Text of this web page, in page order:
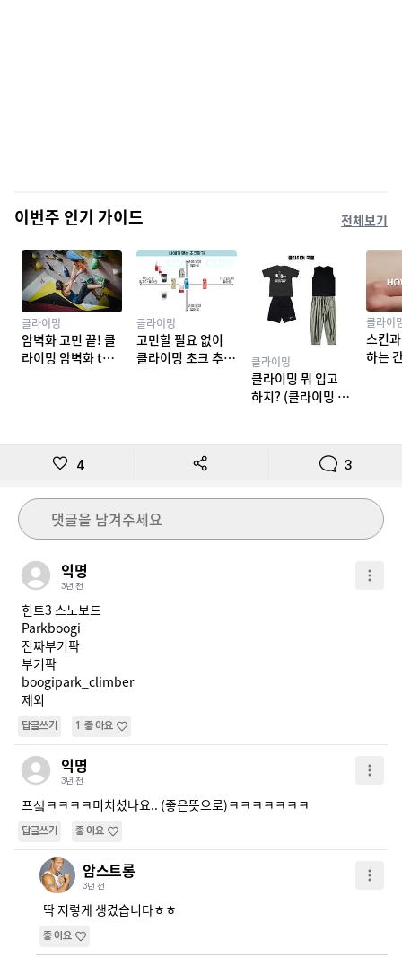
이번주 인기 가이드 전체보기
클라이밍
암벽화 고민 끝! 클
라이밍 암벽화 top
클라이밍
고민할 필요 없이
클라이밍 초크 추천
클라이밍
클라이밍 뭐 입고
하지? (클라이밍 복
클라이
스킨
하는
4 3
댓글을 남겨주세요
익명
3년 전
힌트3 스노보드
Parkboogi
진짜부기팍
부기팍
boogipark_climber
제외
답글쓰기 1 좋아요
익명
3년 전
프샄ㅋㅋㅋㅋ미치셨나요.. (좋은뜻으로)ㅋㅋㅋㅋㅋㅋㅋ
답글쓰기 좋아요
암스트롱
3년 전
딱 저렇게 생겼습니다ㅎㅎ
좋아요